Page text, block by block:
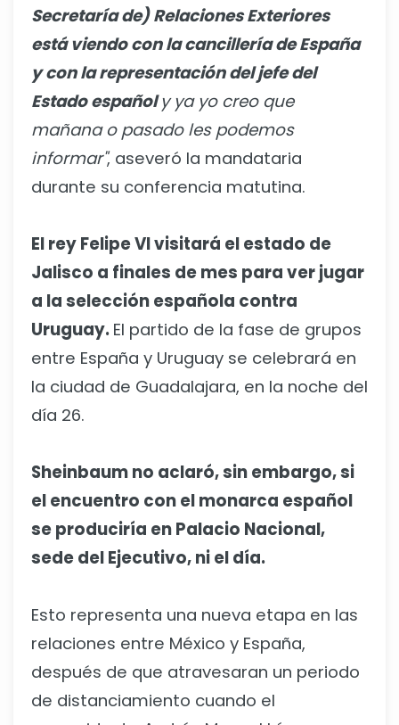
Secretaría de) Relaciones Exteriores
está viendo con la cancillería de España
y con la representación del jefe del
Estado españoly ya yo creo que
mañana o pasado les podemos
informar", aseveró la mandataria
durante su conferencia matutina.
El rey Felipe VI visitará el estado de
Jalisco a finales de mes para ver jugar
a la selección española contra
Uruguay. El partido de la fase de grupos
entre España y Uruguay se celebrará en
la ciudad de Guadalajara, en la noche del
día 26.
Sheinbaum no aclaró, sin embargo, si
el encuentro con el monarca español
se produciría en Palacio Nacional,
sede del Ejecutivo, ni el día.
Esto representa una nueva etapa en las
relaciones entre México y España,
después de que atravesaran un periodo
de distanciamiento cuando el